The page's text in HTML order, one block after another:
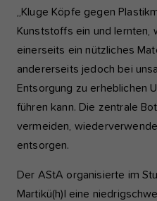
„Kluge Köpfe gegen
Kunststoffs ein und lernten,
einerseits ein nützliches
andererseits jedoch bei
Entsorgung zu erheblichen
führen kann. Die zentrale
vermeiden,
entsorgen.
Der AStA organisierte im
Martikü(h)l eine